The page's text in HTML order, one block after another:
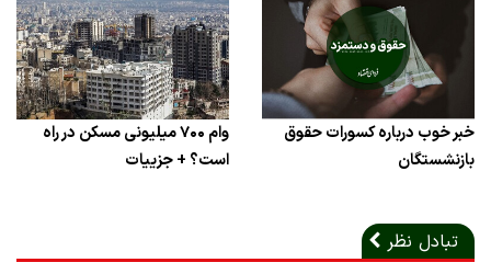
خبر خوب درباره کسورات حقوق
بازنشستگان
وام ۷۰۰ میلیونی مسکن در راه
است؟ + جزییات
تبادل نظر